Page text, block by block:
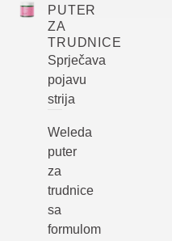
PUTER
ZA
TRUDNICE
Sprječava
pojavu
strija
Weleda
puter
za
trudnice
sa
formulom